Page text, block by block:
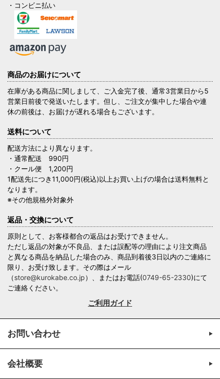
・コンビニ払い
商品のお届けについて
在庫がある商品に関しまして、ご入金完了後、通常3営業日から5
営業日前後で発送いたします。但し、ご注文が集中した場合や連
休の前後は、お届けが遅れる場合もございます。
送料について
配送方法により異なります。
・通常配送 990円
・クール便 1,200円
1配送先につき11,000円(税込)以上お買い上げの場合は送料無料と
なります。
※その他規格外対象外
返品・交換について
原則として、お客様都合の返品はお受けできません。
ただし返品の対象が不良品、または誤配等の理由により注文商品
と異なる商品を納品した場合のみ、商品到着後3日以内のご連絡に
限り、お受け致します。その際はメール
（store@kurokabe.co.jp）、またはお電話(0749-65-2330)にて
ご連絡ください。
ご利用ガイド
お問い合わせ
会社概要